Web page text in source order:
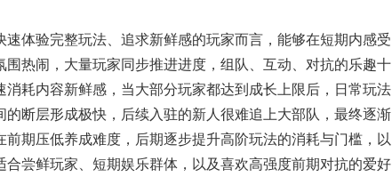
验完整玩法、追求新鲜感的玩家而言，能够在短期内感受
热闹，大量玩家同步推进进度，组队、互动、对抗的乐趣十
耗内容新鲜感，当大部分玩家都达到成长上限后，日常玩法
断层形成极快，后续入驻的新人很难追上大部队，最终逐渐
期压低养成难度，后期逐步提升高阶玩法的消耗与门槛，以
尝鲜玩家、短期娱乐群体，以及喜欢高强度前期对抗的爱好